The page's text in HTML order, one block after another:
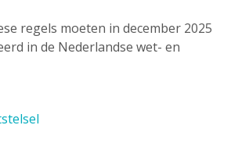
regels moeten in december 2025
in de Nederlandse wet- en